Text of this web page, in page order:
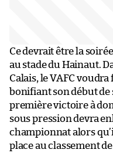
Ce devrait être la
au stade du Hainaut.
Calais, le VAFC
bonifiant son début
première victoire à
sous pression devra
championnat alors
place au classement de